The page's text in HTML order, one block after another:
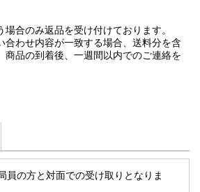
合のみ返品を受け付けております。
合わせ内容が一致する場合、送料分を含
商品の到着後、一週間以内でのご連絡を
員の方と対面での受け取りとなりま